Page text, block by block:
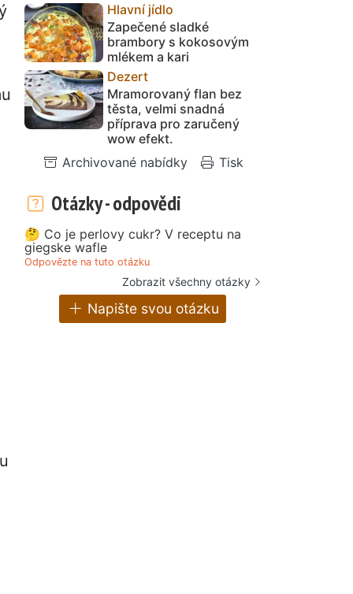
Hlavní jídlo
Zapečené sladké
brambory s kokosovým
mlékem a kari
Dezert
Mramorovaný flan bez
těsta, velmi snadná
příprava pro zaručený
wow efekt.
Archivované nabídky
Tisk
Otázky - odpovědi
🤔 Co je perlovy cukr? V receptu na
giegske wafle
Odpovězte na tuto otázku
Zobrazit všechny otázky
Napište svou otázku